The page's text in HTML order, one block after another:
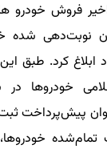
فروش خودرو
نوبت‌دهی شده
خودروها در
پیش‌پرداخت
خودروها،